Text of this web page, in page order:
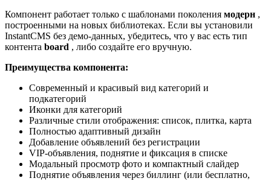
Компонент работает только с шаблонами поколения модерн ,
построенными на новых библиотеках. Если вы установили
InstantCMS без демо-данных, убедитесь, что у вас есть тип
контента board , либо создайте его вручную.
Преимущества компонента:
Современный и красивый вид категорий и
подкатегорий
Иконки для категорий
Различные стили отображения: список, плитка, карта
Полностью адаптивный дизайн
Добавление объявлений без регистрации
VIP-объявления, поднятие и фиксация в списке
Модальный просмотр фото и компактный слайдер
Поднятие объявления через биллинг (или бесплатно,